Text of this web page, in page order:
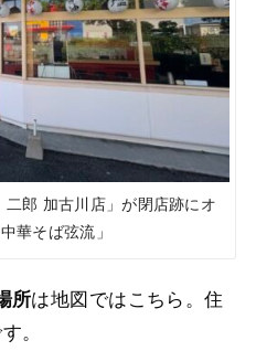
二郎 加古川店」が閉店跡にオ
華そば弦流」
所は地図ではこちら。住
。